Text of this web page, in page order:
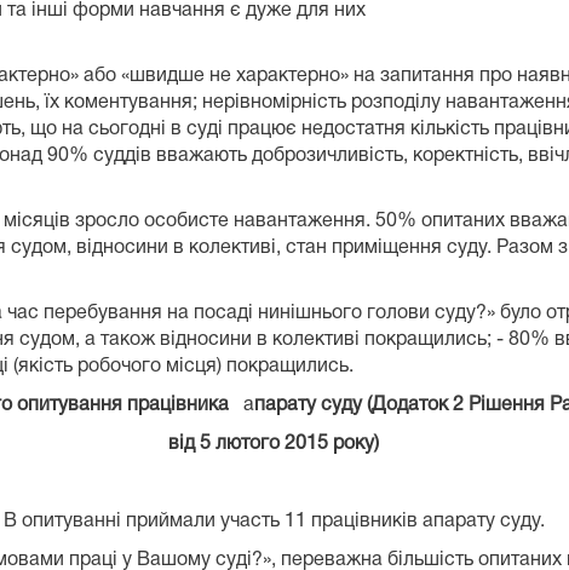
та інші форми навчання є дуже для них
або «швидше не характерно» на запитання про
їх коментування; нерівномірність розподілу
що на сьогодні в суді працює недостатня
90% суддів вважають доброзичливість, коректність,
взаємоповагу.
зросло особисте навантаження. 50% опитаних
судом, відносини в колективі, стан приміщення суду.
час перебування на посаді нинішнього голови суду?» було
судом, а також відносини в колективі покращились; -
робочого місця) покращились.
опитування працівника апарату суду (Додаток 2 Рішення
від 5 лютого 2015 року)
В опитуванні приймали участь 11 працівників апарату суду.
праці у Вашому суді?», переважна більшість